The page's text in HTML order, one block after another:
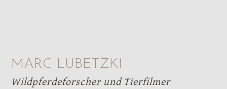
MARC LUBETZKI
Wildpferdeforscher und Tierfilmer